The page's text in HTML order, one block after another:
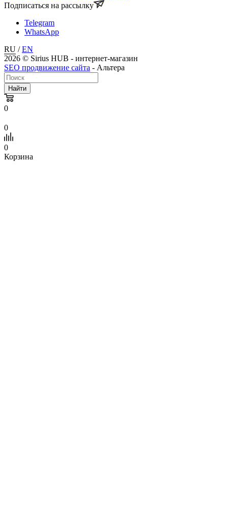
Подписаться на рассылку
Telegram
WhatsApp
RU /EN
2026 © Sirius HUB - интернет-магазин
SEO продвижение сайта - Альтера
Найти
0
0
0
Корзина